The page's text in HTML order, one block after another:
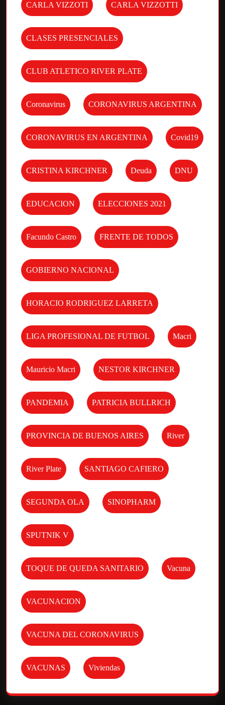
CARLA VIZZOTI CARLA VIZZOTTI
CLASES PRESENCIALES
CLUB ATLETICO RIVER PLATE
Coronavirus CORONAVIRUS ARGENTINA
CORONAVIRUS EN ARGENTINA Covid19
CRISTINA KIRCHNER Deuda DNU
EDUCACION ELECCIONES 2021
Facundo Castro FRENTE DE TODOS
GOBIERNO NACIONAL
HORACIO RODRIGUEZ LARRETA
LIGA PROFESIONAL DE FUTBOL Macri
Mauricio Macri NESTOR KIRCHNER
PANDEMIA PATRICIA BULLRICH
PROVINCIA DE BUENOS AIRES River
River Plate SANTIAGO CAFIERO
SEGUNDA OLA SINOPHARM
SPUTNIK V
TOQUE DE QUEDA SANITARIO Vacuna
VACUNACION
VACUNA DEL CORONAVIRUS
VACUNAS Viviendas